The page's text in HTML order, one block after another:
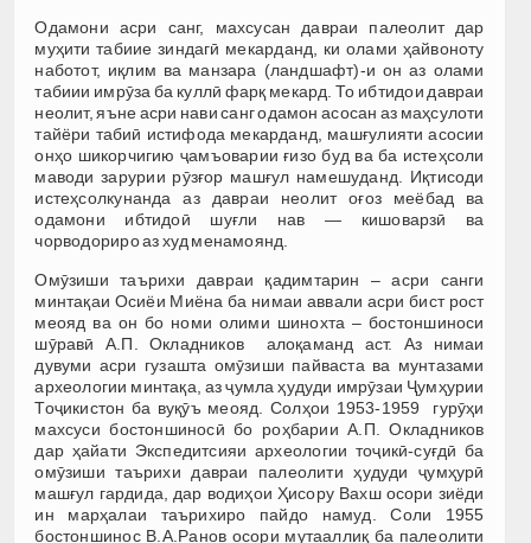
Одамони асри санг, махсусан давраи палеолит дар
муҳити табиие зиндагӣ мекарданд, ки олами ҳайвоноту
наботот, иқлим ва манзара (ландшафт)-и он аз олами
табиии имрӯза ба куллӣ фарқ мекард. То ибтидои давраи
неолит, яъне асри нави санг одамон асосан аз маҳсулоти
тайёри табиӣ истифода мекарданд, машғулияти асосии
онҳо шикорчигию ҷамъоварии ғизо буд ва ба истеҳсоли
маводи зарурии рӯзғор машғул намешуданд. Иқтисоди
истеҳсолкунанда аз давраи неолит оғоз меёбад ва
одамони ибтидоӣ шуғли нав — кишоварзӣ ва
чорводориро аз худ менамоянд.
Омӯзиши таърихи давраи қадимтарин – асри санги
минтақаи Осиёи Миёна ба нимаи аввали асри бист рост
меояд ва он бо номи олими шинохта – бостоншиноси
шӯравӣ А.П. Окладников алоқаманд аст. Аз нимаи
дувуми асри гузашта омӯзиши пайваста ва мунтазами
археологии минтақа, аз ҷумла ҳудуди имрӯзаи Ҷумҳурии
Тоҷикистон ба вуқӯъ меояд. Солҳои 1953-1959 гурӯҳи
махсуси бостоншиносӣ бо роҳбарии А.П. Окладников
дар ҳайати Экспедитсияи археологии тоҷикӣ-суғдӣ ба
омӯзиши таърихи давраи палеолити ҳудуди ҷумҳурӣ
машғул гардида, дар водиҳои Ҳисору Вахш осори зиёди
ин марҳалаи таърихиро пайдо намуд. Соли 1955
бостоншинос В.А.Ранов осори мутааллиқ ба палеолити